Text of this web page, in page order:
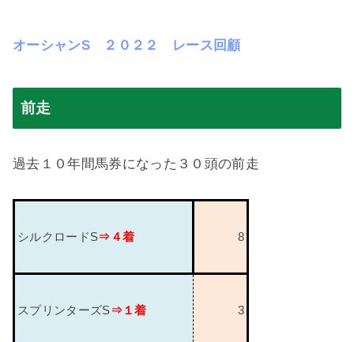
オーシャンS ２０２２ レース回顧
前走
過去１０年間馬券になった３０頭の前走
シルクロードS⇒４着 8
スプリンターズS⇒１着 3